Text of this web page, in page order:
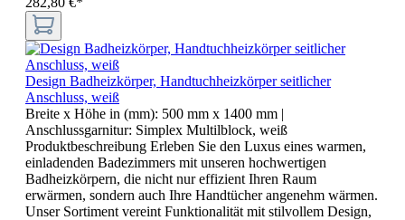
Design Badheizkörper, Handtuchheizkörper seitlicher
Anschluss, weiß
Breite x Höhe in (mm): 500 mm x 1400 mm |
Anschlussgarnitur: Simplex Multilblock, weiß
Produktbeschreibung Erleben Sie den Luxus eines warmen,
einladenden Badezimmers mit unseren hochwertigen
Badheizkörpern, die nicht nur effizient Ihren Raum
erwärmen, sondern auch Ihre Handtücher angenehm wärmen.
Unser Sortiment vereint Funktionalität mit stilvollem Design,